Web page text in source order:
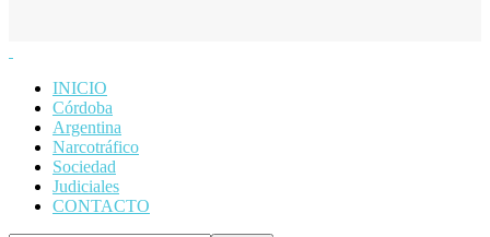
INICIO
Córdoba
Argentina
Narcotráfico
Sociedad
Judiciales
CONTACTO